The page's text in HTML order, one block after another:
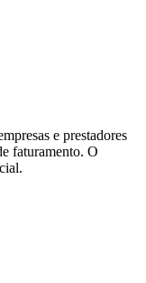
e prestadores
faturamento. O